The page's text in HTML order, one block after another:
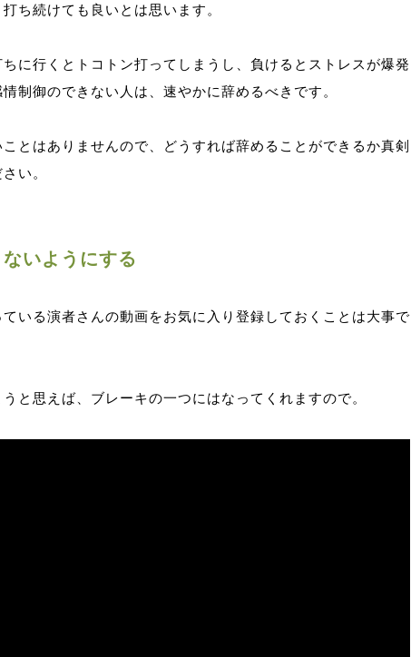
ち続けても良いとは思います。
に行くとトコトン打ってしまうし、負けるとストレスが爆発
制御のできない人は、速やかに辞めるべきです。
とはありませんので、どうすれば辞めることができるか真剣
い。
いようにする
いる演者さんの動画をお気に入り登録しておくことは大事で
と思えば、ブレーキの一つにはなってくれますので。